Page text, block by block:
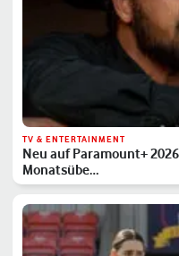
TV & ENTERTAINMENT
Neu auf Paramount+
Monatsübe…